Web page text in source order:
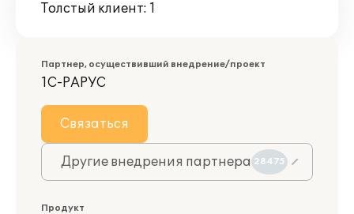
Толстый клиент: 1
Партнер, осуществивший внедрение/проект
1С-РАРУС
Связаться
Другие внедрения партнера 28475
Продукт